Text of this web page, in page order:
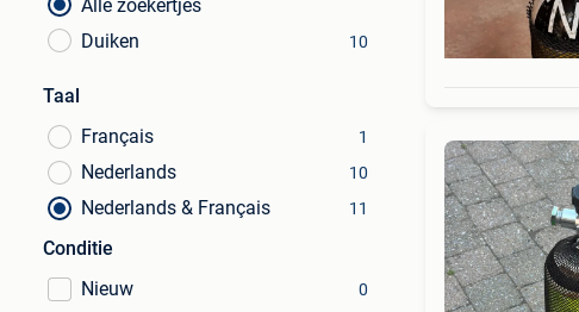
Alle zoekertjes
Duiken
10
Taal
Français
1
Nederlands 10
Nederlands & Français 11
Conditie
Nieuw
0